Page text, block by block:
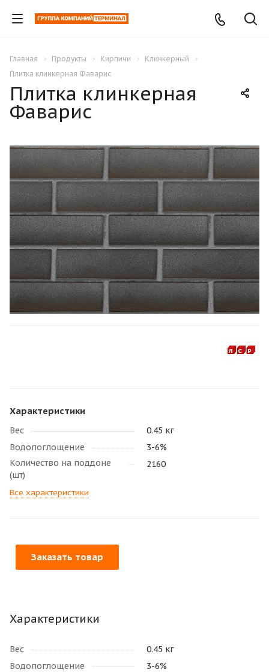
Главная Продукты Кирпичи
Клинкерный
Плитка клинкерная Фаварис
Плитка клинкерная
Фаварис
Характеристики
Вес
0.45 кг
Водопоглощение
3-6%
Количество на поддоне
(шт)
2160
Все характеристики
Заказать товар
Характеристики
Вес
0.45 кг
Водопоглощение
3-6%